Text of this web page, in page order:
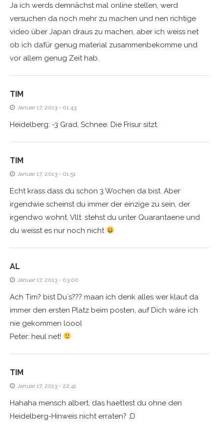
Ja ich werds demnächst mal online stellen, werd
versuchen da noch mehr zu machen und nen richtige
video über Japan draus zu machen, aber ich weiss net
ob ich dafür genug material zusammenbekomme und
vor allem genug Zeit hab.
TIM
Januar 17, 2013 - 01:43
Heidelberg: -3 Grad, Schnee. Die Frisur sitzt.
TIM
Januar 17, 2013 - 01:51
Echt krass dass du schon 3 Wochen da bist. Aber
irgendwie scheinst du immer der einzige zu sein, der
irgendwo wohnt. Vllt. stehst du unter Quarantaene und
du weisst es nur noch nicht
AL
Januar 17, 2013 - 03:00
Ach Tim? bist Du´s??? maan ich denk alles wer klaut da
immer den ersten Platz beim posten, auf Dich wäre ich
nie gekommen loool
Peter: heul net!
TIM
Januar 17, 2013 - 22:41
Hahaha mensch albert, das haettest du ohne den
Heidelberg-Hinweis nicht erraten? ;D